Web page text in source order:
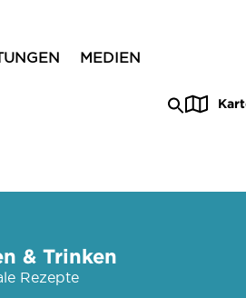
MEDIEN
& Trinken
Rezepte